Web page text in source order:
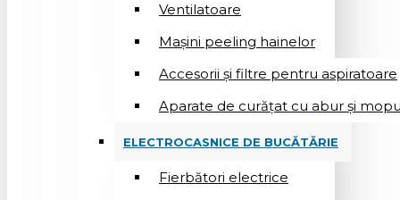
Ventilatoare
Mașini peeling hainelor
Accesorii și filtre pentru aspiratoare
Aparate de curățat cu abur și
ELECTROCASNICE DE BUCĂTĂRIE
Fierbători electrice